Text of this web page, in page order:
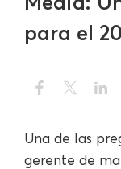
para el
Una de las
gerente de